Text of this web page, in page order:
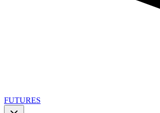
FUTURES